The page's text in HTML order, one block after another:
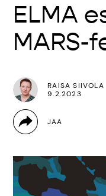
ELMA
MARS-
RAISA SIIVOLA
9.2.2023